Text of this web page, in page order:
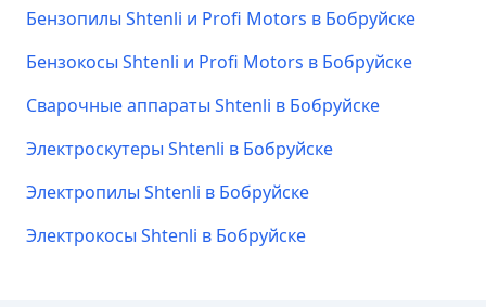
Бензопилы Shtenli и Profi Motors в Бобруйске
Бензокосы Shtenli и Profi Motors в Бобруйске
Сварочные аппараты Shtenli в Бобруйске
Электроскутеры Shtenli в Бобруйске
Электропилы Shtenli в Бобруйске
Электрокосы Shtenli в Бобруйске